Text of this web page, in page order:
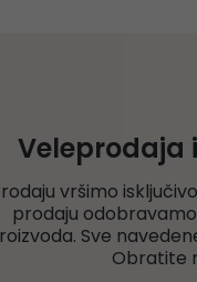
Veleprodaja
vršimo
prodaju
Sve
Obratite